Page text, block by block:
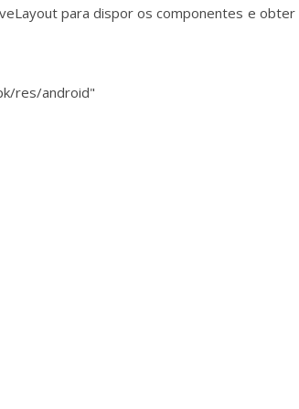
para dispor os componentes e obter
res/android"